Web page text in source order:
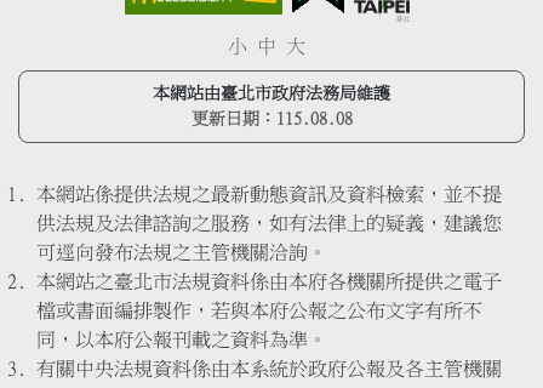
小 中 大
本網站由臺北市政府法務局維護
更新日期： 115.08.08
本網站係提供法規之最新動態資訊及資料檢索，並不提
供法規及法律諮詢之服務，如有法律上的疑義，建議您
可逕向發布法規之主管機關洽詢。
本網站之臺北市法規資料係由本府各機關所提供之電子
檔或書面編排製作，若與本府公報之公布文字有所不
同，以本府公報刊載之資料為準。
有關中央法規資料係由本系統於政府公報及各主管機關